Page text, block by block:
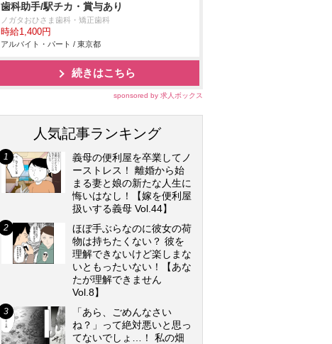
歯科助手/駅チカ・賞与あり
ノガタおひさま歯科・矯正歯科
時給1,400円
アルバイト・パート / 東京都
続きはこちら
sponsored by 求人ボックス
人気記事ランキング
義母の便利屋を卒業してノ
ーストレス！ 離婚から始
まる妻と娘の新たな人生に
悔いはなし！【嫁を便利屋
扱いする義母 Vol.44】
ほぼ手ぶらなのに彼女の荷
物は持ちたくない？ 彼を
理解できないけど楽しまな
いともったいない！【あな
たが理解できません
Vol.8】
「あら、ごめんなさい
ね？」って絶対悪いと思っ
てないでしょ…！ 私の畑